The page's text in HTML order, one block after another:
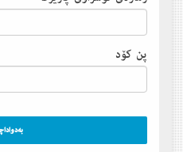
پن كۆد